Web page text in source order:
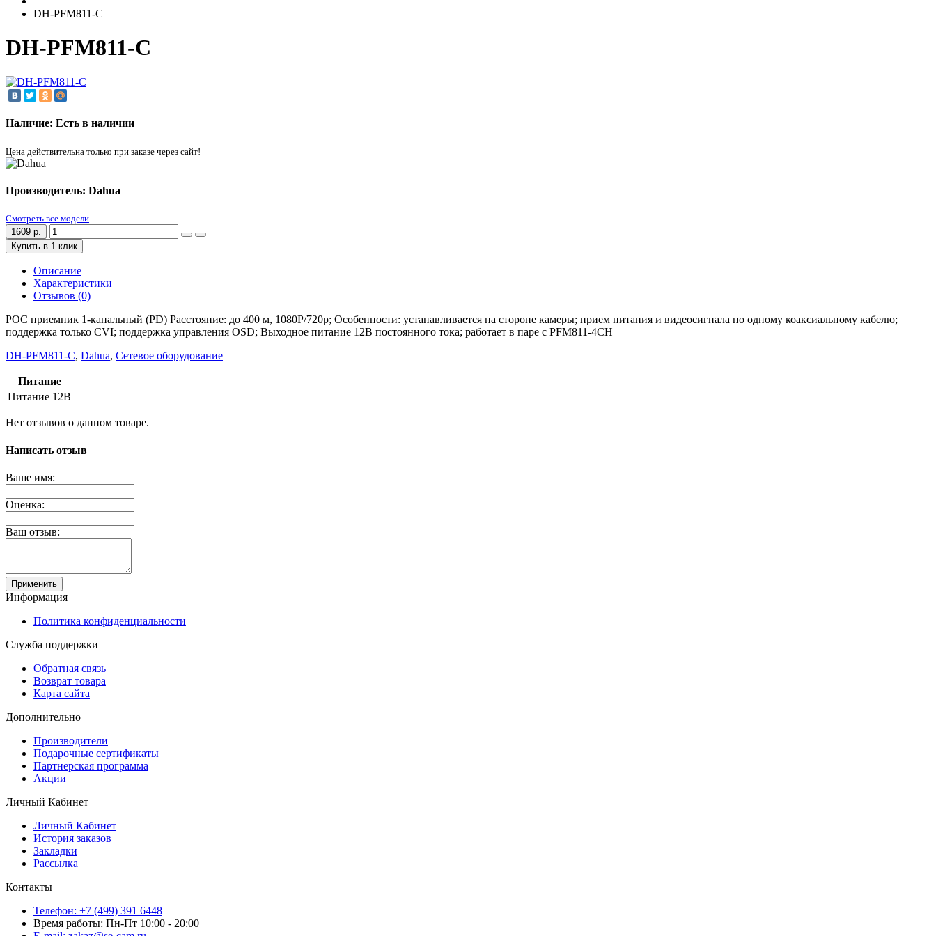
DH-PFM811-C
DH-PFM811-C
Наличие: Есть в наличии
Цена действительна только при заказе через сайт!
Производитель: Dahua
Смотреть все модели
1609 р.
Купить в 1 клик
Описание
Характеристики
Отзывов (0)
POC приемник 1-канальный (PD) Расстояние: до 400 м, 1080P/720р; Особенности: устанавливается на стороне камеры; прием питания и видеосигнала по одному коаксиальному кабелю;
поддержка только CVI; поддержка управления OSD; Выходное питание 12В постоянного тока; работает в паре с PFM811-4CH
DH-PFM811-C, Dahua, Сетевое оборудование
Питание
Питание 12В
Нет отзывов о данном товаре.
Написать отзыв
Ваше имя:
Оценка:
Ваш отзыв:
Применить
Информация
Политика конфиденциальности
Служба поддержки
Обратная связь
Возврат товара
Карта сайта
Дополнительно
Производители
Подарочные сертификаты
Партнерская программа
Акции
Личный Кабинет
Личный Кабинет
История заказов
Закладки
Рассылка
Контакты
Телефон: +7 (499) 391 6448
Время работы: Пн-Пт 10:00 - 20:00